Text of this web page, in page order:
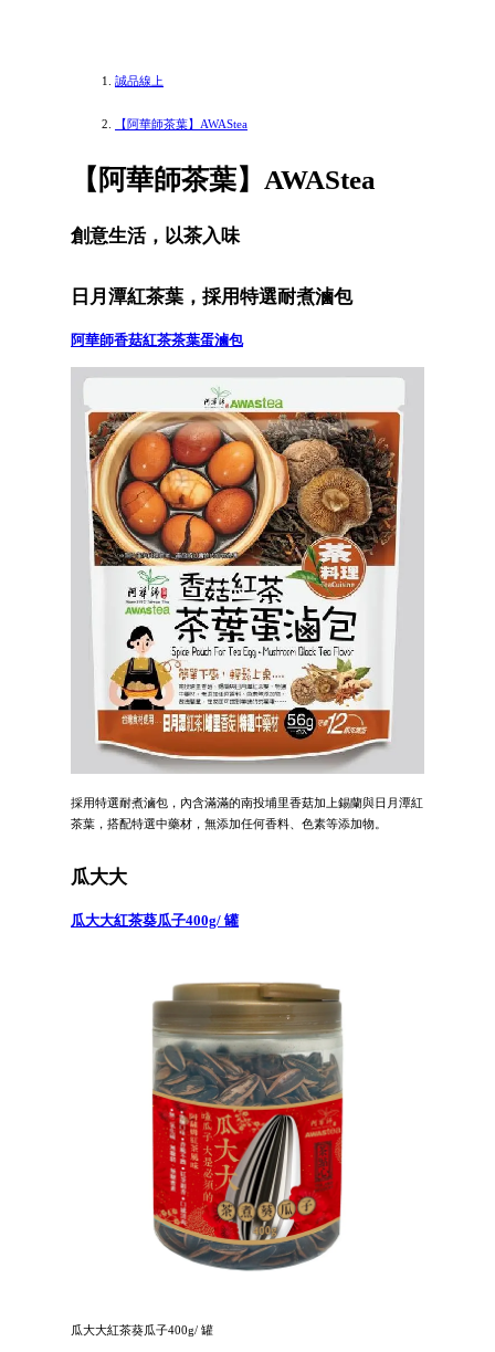
誠品線上
【阿華師茶葉】AWAStea
【阿華師茶葉】AWAStea
創意生活，以茶入味
日月潭紅茶葉，採用特選耐煮滷包
阿華師香菇紅茶茶葉蛋滷包
採用特選耐煮滷包，內含滿滿的南投埔里香菇加上錫蘭與日月潭紅
茶葉，搭配特選中藥材，無添加任何香料、色素等添加物。
瓜大大
瓜大大紅茶葵瓜子400g/ 罐
瓜大大紅茶葵瓜子400g/ 罐